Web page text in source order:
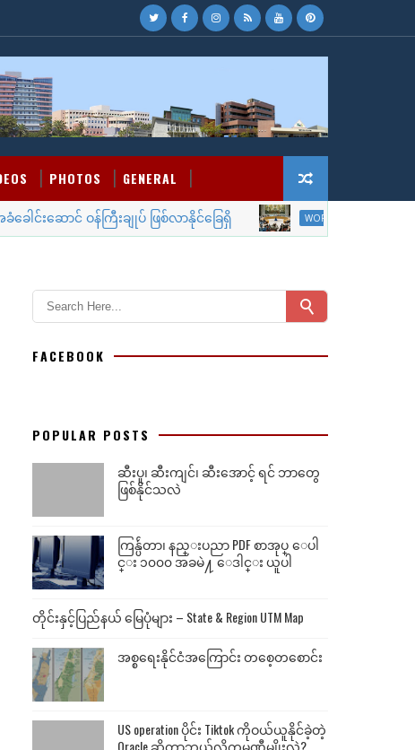
PHOTOS GENERAL
ောင် ဝန်ကြီးချုပ် ဖြစ်လာနိုင်ခြေရှိ WORLD NEWS
FACEBOOK
POPULAR POSTS
ဆီးပူ၊ ဆီးကျင်၊ ဆီးအောင့် ရင် ဘာတွေ
ဖြစ်နိုင်သလဲ
ကြန္ပ်ဴတာ၊ နည္းပညာ PDF စာအုပ္ ေပါ
င္း ၁၀၀၀ အခမဲ႔ ေဒါင္း ယူပါ
တိုင်းနှင့်ပြည်နယ် မြေပုံများ – State & Region UTM Map
အစ္စရေးနိုင်ငံအကြောင်း တစေ့တစောင်း
US operation ပိုင်း Tiktok ကိုဝယ်ယူနိုင်ခဲ့တဲ့
Oracle ဆိုတာဘယ်လိုကုမ္ပဏီမျိုးလဲ?